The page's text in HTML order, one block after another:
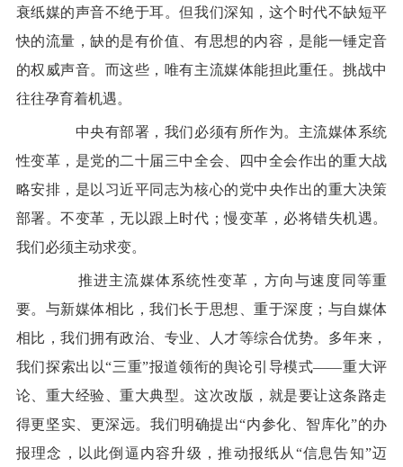
衰纸媒的声音不绝于耳。但我们深知，这个时代不缺短平
快的流量，缺的是有价值、有思想的内容，是能一锤定音
的权威声音。而这些，唯有主流媒体能担此重任。挑战中
往往孕育着机遇。
中央有部署，我们必须有所作为。主流媒体系统
性变革，是党的二十届三中全会、四中全会作出的重大战
略安排，是以习近平同志为核心的党中央作出的重大决策
部署。不变革，无以跟上时代；慢变革，必将错失机遇。
我们必须主动求变。
推进主流媒体系统性变革，方向与速度同等重
要。与新媒体相比，我们长于思想、重于深度；与自媒体
相比，我们拥有政治、专业、人才等综合优势。多年来，
我们探索出以“三重”报道领衔的舆论引导模式——重大评
论、重大经验、重大典型。这次改版，就是要让这条路走
得更坚实、更深远。我们明确提出“内参化、智库化”的办
报理念，以此倒逼内容升级，推动报纸从“信息告知”迈